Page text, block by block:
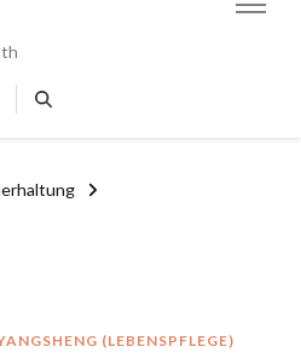
(LEBENSPFLEGE)